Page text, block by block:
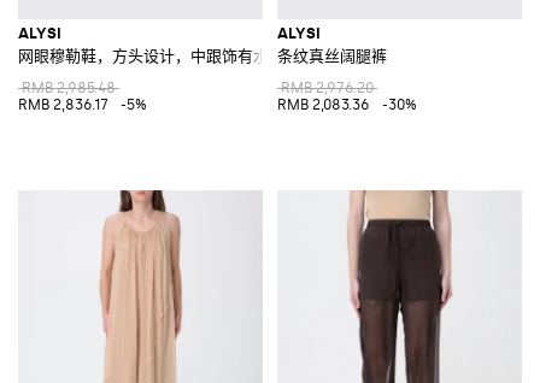
ALYSI
网眼穆勒鞋，方头设计，中跟饰有水钻
RMB 2,985.48
RMB 2,836.17
-5%
ALYSI
条纹真丝阔腿裤
RMB 2,976.20
RMB 2,083.36
-30%